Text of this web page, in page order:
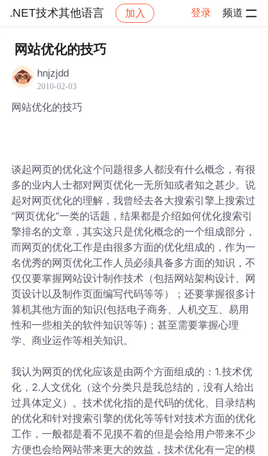
.NET技术其他语言 加入 登录 频道
社区 .NET技术其他语言
网站优化的技巧
hnjzjdd
2010-02-03
网站优化的技巧
谈起网页的优化这个问题很多人都没有什么概念，有很
多的业内人士都对网页优化一无所知或者知之甚少。说
起对网页优化的理解，我曾经去各大搜索引擎上搜索过
“网页优化”一类的话题，结果都是介绍如何优化搜索引
擎排名的文章，其实这只是优化概念的一个组成部分，
而网页的优化工作是由很多方面的优化组成的，作为一
名优秀的网页优化工作人员必须具备多方面的知识，不
仅仅要掌握网站设计制作技术（包括网站架构设计、网
页设计以及制作页面编写代码等等）；还要掌握很多计
算机其他方面的知识(包括电子商务、人机交互、易用
性和一些相关的软件知识等等)；甚至需要掌握心理
学、商业运作等相关知识。
我认为网页的优化应该是由两个方面组成的：1.技术优
化，2.人文优化（这个分类只是我总结的，没有人给出
过具体定义）。技术优化指的是代码的优化、目录结构
的优化和针对搜索引擎的优化等等针对技术方面的优化
工作，一般都是看不见摸不着的但是会给用户带来不少
方便也会给网站带来更大的效益，技术优化有一定的模